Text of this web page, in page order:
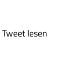
Tweet lesen